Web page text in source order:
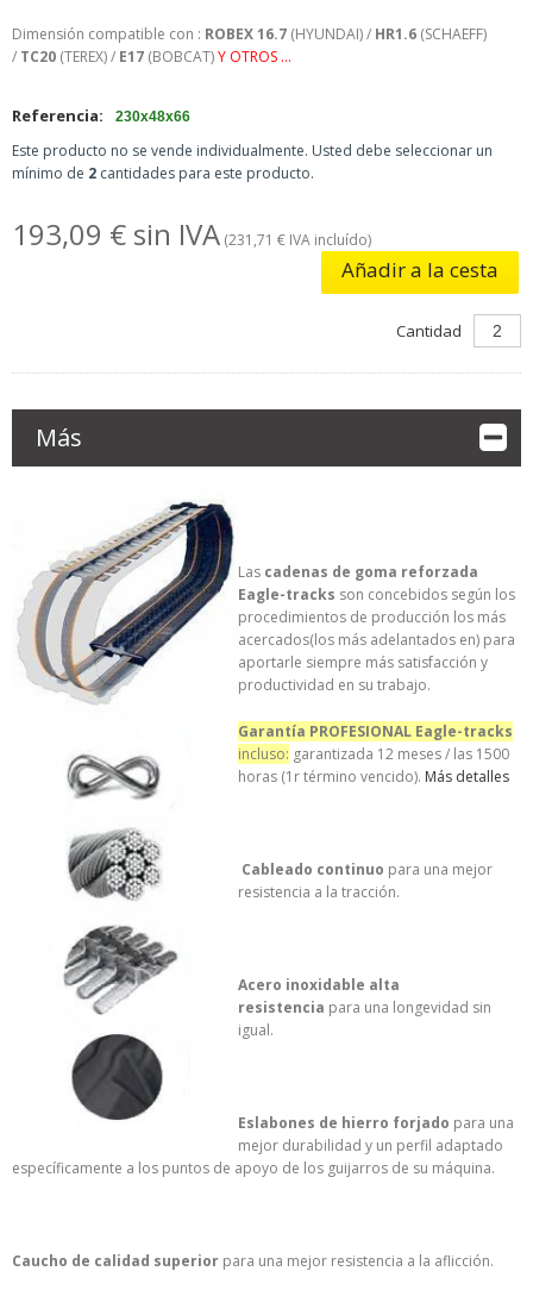
Dimensión compatible con : ROBEX 16.7(HYUNDAI) / HR1.6(SCHAEFF)
/ TC20(TEREX) / E17(BOBCAT)Y OTROS ...
Referencia: 230x48x66
Este producto no se vende individualmente. Usted debe seleccionar un
mínimo de 2cantidades para este producto.
193,09 € sin IVA(231,71 € IVA incluído)
Añadir a la cesta
Cantidad
Más
Las cadenas de goma reforzada
Eagle-tracks son concebidos según los
procedimientos de producción los más
acercados(los más adelantados en) para
aportarle siempre más satisfacción y
productividad en su trabajo.
Garantía PROFESIONAL Eagle-tracks
incluso: garantizada 12 meses / las 1500
horas (1r término vencido). Más detalles
Cableado continuo para una mejor
resistencia a la tracción.
Acero inoxidable alta
resistencia para una longevidad sin
igual.
Eslabones de hierro forjado para una
mejor durabilidad y un perfil adaptado
específicamente a los puntos de apoyo de los guijarros de su máquina.
Caucho de calidad superior para una mejor resistencia a la aflicción.